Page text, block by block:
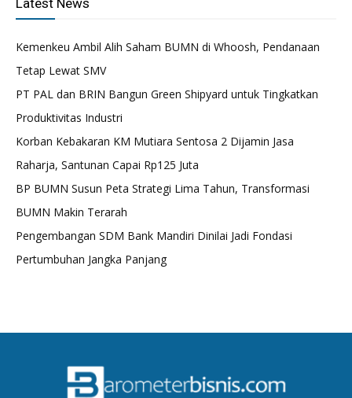
Latest News
Kemenkeu Ambil Alih Saham BUMN di Whoosh, Pendanaan
Tetap Lewat SMV
PT PAL dan BRIN Bangun Green Shipyard untuk Tingkatkan
Produktivitas Industri
Korban Kebakaran KM Mutiara Sentosa 2 Dijamin Jasa
Raharja, Santunan Capai Rp125 Juta
BP BUMN Susun Peta Strategi Lima Tahun, Transformasi
BUMN Makin Terarah
Pengembangan SDM Bank Mandiri Dinilai Jadi Fondasi
Pertumbuhan Jangka Panjang